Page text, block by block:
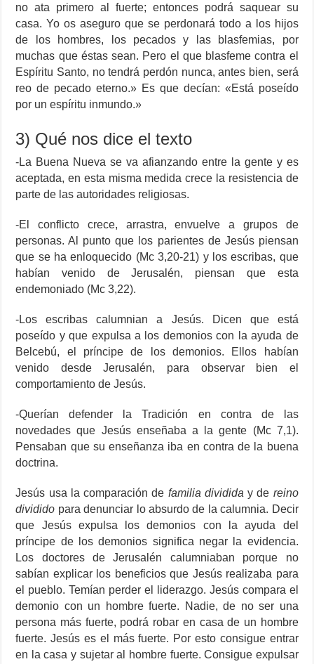
no ata primero al fuerte; entonces podrá saquear su
casa. Yo os aseguro que se perdonará todo a los hijos
de los hombres, los pecados y las blasfemias, por
muchas que éstas sean. Pero el que blasfeme contra el
Espíritu Santo, no tendrá perdón nunca, antes bien, será
reo de pecado eterno.» Es que decían: «Está poseído
por un espíritu inmundo.»
3) Qué nos dice el texto
-La Buena Nueva se va afianzando entre la gente y es
aceptada, en esta misma medida crece la resistencia de
parte de las autoridades religiosas.
-El conflicto crece, arrastra, envuelve a grupos de
personas. Al punto que los parientes de Jesús piensan
que se ha enloquecido (Mc 3,20-21) y los escribas, que
habían venido de Jerusalén, piensan que esta
endemoniado (Mc 3,22).
-Los escribas calumnian a Jesús. Dicen que está
poseído y que expulsa a los demonios con la ayuda de
Belcebú, el príncipe de los demonios. Ellos habían
venido desde Jerusalén, para observar bien el
comportamiento de Jesús.
-Querían defender la Tradición en contra de las
novedades que Jesús enseñaba a la gente (Mc 7,1).
Pensaban que su enseñanza iba en contra de la buena
doctrina.
Jesús usa la comparación de familia dividida y de reino
dividido para denunciar lo absurdo de la calumnia. Decir
que Jesús expulsa los demonios con la ayuda del
príncipe de los demonios significa negar la evidencia.
Los doctores de Jerusalén calumniaban porque no
sabían explicar los beneficios que Jesús realizaba para
el pueblo. Temían perder el liderazgo. Jesús compara el
demonio con un hombre fuerte. Nadie, de no ser una
persona más fuerte, podrá robar en casa de un hombre
fuerte. Jesús es el más fuerte. Por esto consigue entrar
en la casa y sujetar al hombre fuerte. Consigue expulsar